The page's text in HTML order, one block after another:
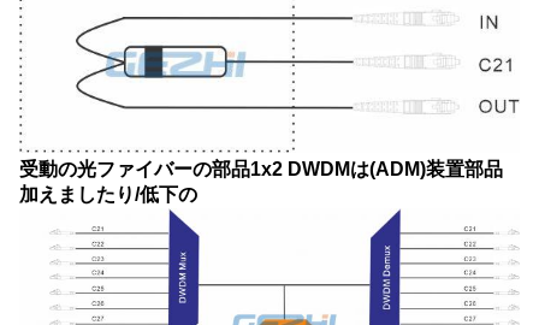
受動の光ファイバーの部品1x2 DWDMは(ADM)装置部品
加えましたり/低下の